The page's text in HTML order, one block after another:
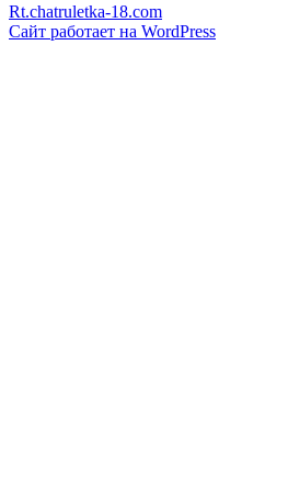
Rt.chatruletka-18.com
Сайт работает на WordPress